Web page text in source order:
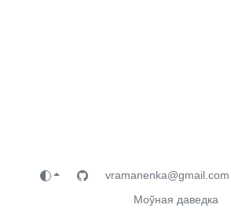
vramanenka@gmail.com
Моўная даведка